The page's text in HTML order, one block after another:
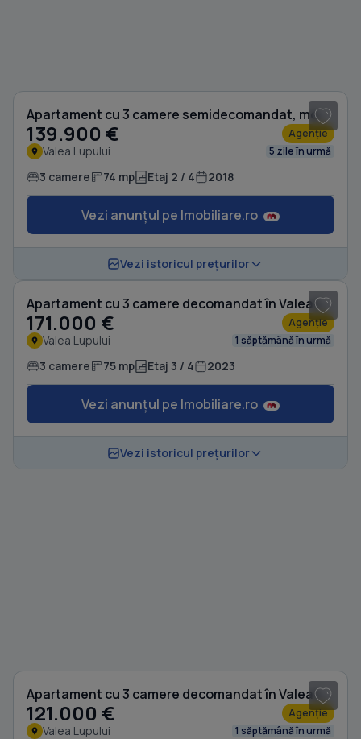
Apartament cu 3 camere semidecomandat, mobilat în Valea Lupului
139.900 € Agenție
Valea Lupului 5 zile în urmă
3 camere 74 mp Etaj 2 / 4 2018
Vezi anunțul pe Imobiliare.ro
Vezi istoricul prețurilor
Apartament cu 3 camere decomandat în Valea Lupului
171.000 € Agenție
Valea Lupului 1 săptămână în urmă
3 camere 75 mp Etaj 3 / 4 2023
Vezi anunțul pe Imobiliare.ro
Vezi istoricul prețurilor
Apartament cu 3 camere decomandat în Valea Lupului
121.000 € Agenție
Valea Lupului 1 săptămână în urmă